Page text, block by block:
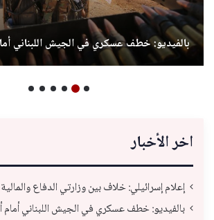
بالفيديو: خطف عسكري في الجيش اللبناني
اخر الأخبار
إعلام إسرائيلي: خلاف بين وزارتي الدفاع
بالفيديو: خطف عسكري في الجيش اللبناني أمام